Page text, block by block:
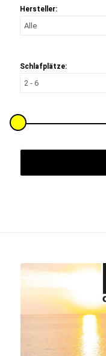
Hersteller:
Schlafplätze: